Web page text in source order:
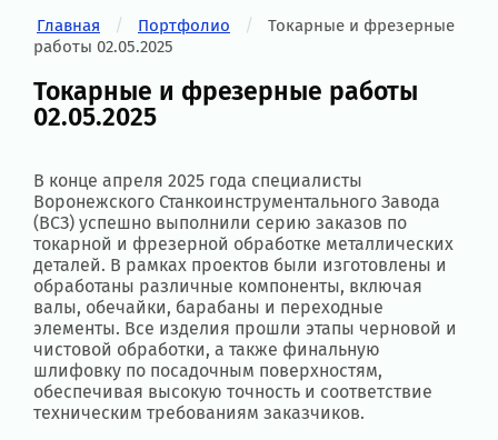
Главная / Портфолио /
Токарные и фрезерные
работы 02.05.2025
Токарные и фрезерные работы
02.05.2025
В конце апреля 2025 года специалисты
Воронежского Станкоинструментального Завода
(ВСЗ) успешно выполнили серию заказов по
токарной и фрезерной обработке металлических
деталей. В рамках проектов были изготовлены и
обработаны различные компоненты, включая
валы, обечайки, барабаны и переходные
элементы. Все изделия прошли этапы черновой и
чистовой обработки, а также финальную
шлифовку по посадочным поверхностям,
обеспечивая высокую точность и соответствие
техническим требованиям заказчиков.